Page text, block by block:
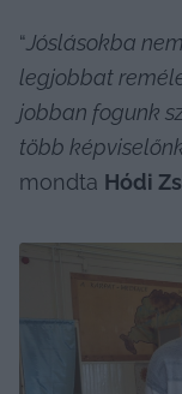
“Jóslásokba
legjobbat
jobban fogunk
több
mondta Hódi